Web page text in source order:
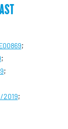
;
;
;
2019;